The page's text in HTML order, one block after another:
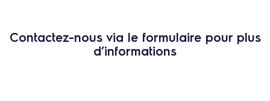
Contactez-nous via le formulaire pour plus
d’informations